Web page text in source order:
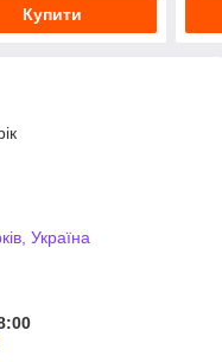
Купити
Україна